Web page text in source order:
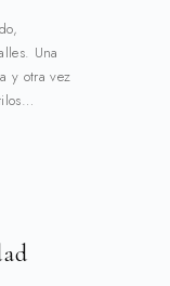
Una
y otra vez